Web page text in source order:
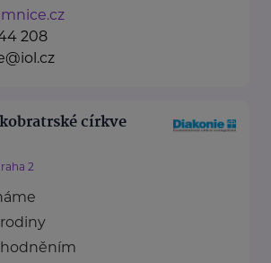
208
církve
2